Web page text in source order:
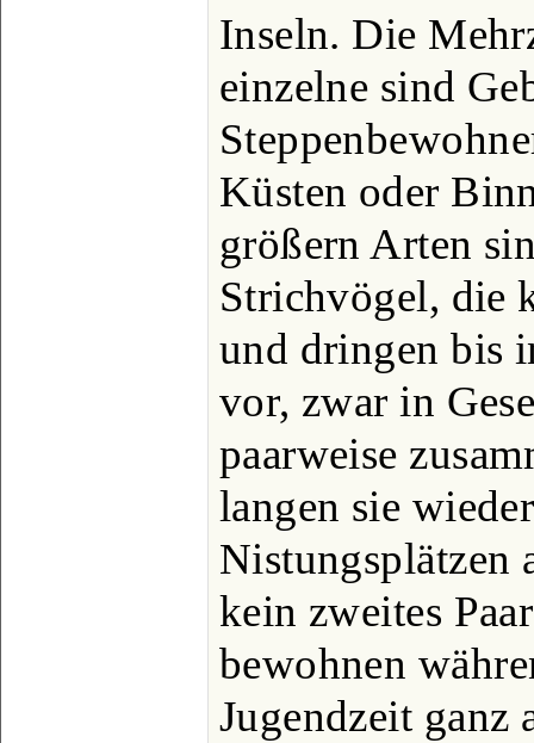
Inseln. Die
einzelne sind
Küsten oder
größern Arten
Strichvögel, die
und dringen bis
vor, zwar in
paarweise
langen sie
Nistungsplätzen
kein zweites
bewohnen
Jugendzeit ganz